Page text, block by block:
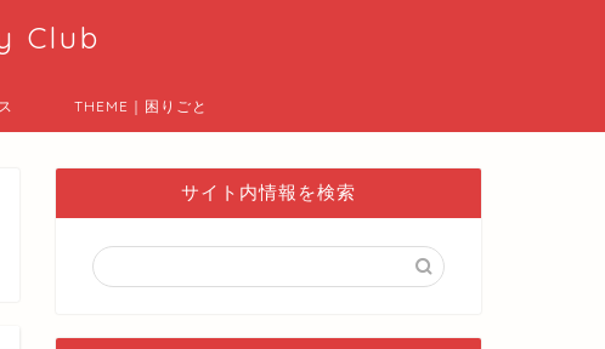
Club
THEME｜困りごと
サイト内情報を検索